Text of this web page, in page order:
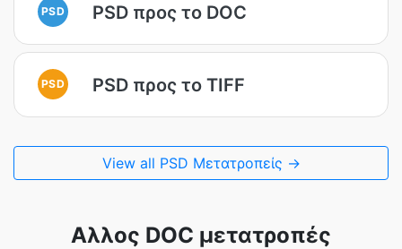
PSD PSD προς το DOC
PSD PSD προς το TIFF
View all PSD Μετατροπείς →
Αλλος DOC μετατροπές